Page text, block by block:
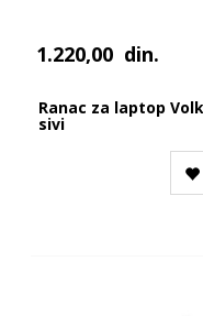
1.220,00 din.
Ranac za laptop
sivi